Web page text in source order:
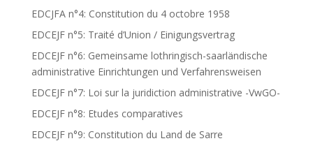
EDCJFA n°4: Constitution du 4 octobre 1958
EDCEJF n°5: Traité d’Union / Einigungsvertrag
EDCEJF n°6: Gemeinsame lothringisch-saarländische
administrative Einrichtungen und Verfahrensweisen
EDCEJF n°7: Loi sur la juridiction administrative -VwGO-
EDCEJF n°8: Etudes comparatives
EDCEJF n°9: Constitution du Land de Sarre